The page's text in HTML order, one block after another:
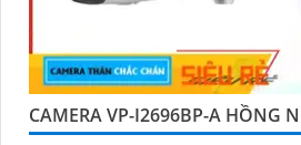
CAMERA VP-I2696BP-A HỒNG